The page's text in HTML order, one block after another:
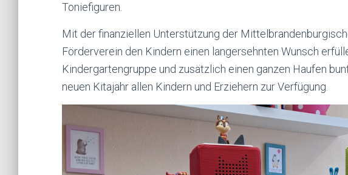
Toniefiguren.
Mit der finanziellen Unterstützung der
Förderverein den Kindern einen langersehnten Wunsch
Kindergartengruppe und zusätzlich einen ganzen Haufen
neuen Kitajahr allen Kindern und Erziehern zur Verfügung.